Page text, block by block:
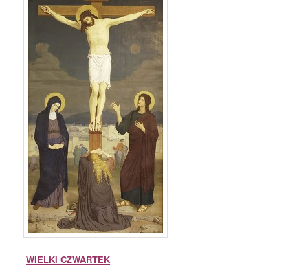
WIELKI CZWARTEK